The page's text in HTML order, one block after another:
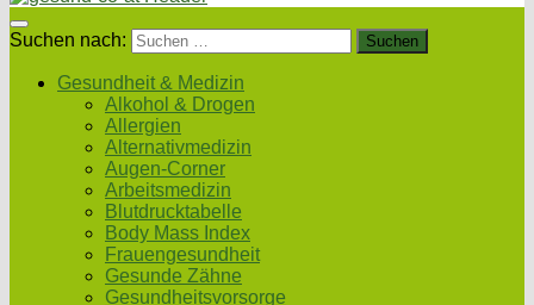
Suchen nach:
Gesundheit & Medizin
Alkohol & Drogen
Allergien
Alternativmedizin
Augen-Corner
Arbeitsmedizin
Blutdrucktabelle
Body Mass Index
Frauengesundheit
Gesunde Zähne
Gesundheitsvorsorge